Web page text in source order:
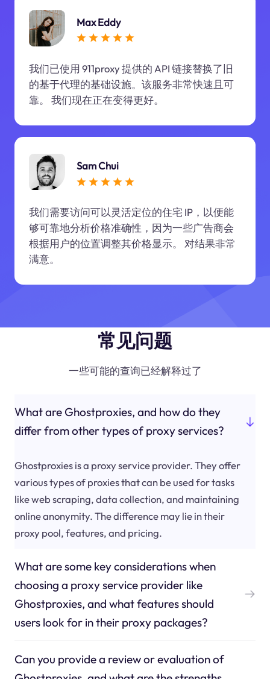
Max Eddy
我们已使用 911proxy 提供的 API 链接替换了旧
的基于代理的基础设施。该服务非常快速且可
靠。 我们现在正在变得更好。
Sam Chui
我们需要访问可以灵活定位的住宅 IP，以便能
够可靠地分析价格准确性，因为一些广告商会
根据用户的位置调整其价格显示。 对结果非常
满意。
常见问题
一些可能的查询已经解释过了
What are Ghostproxies, and how do they
differ from other types of proxy services?
Ghostproxies is a proxy service provider. They offer
various types of proxies that can be used for tasks
like web scraping, data collection, and maintaining
online anonymity. The difference may lie in their
proxy pool, features, and pricing.
What are some key considerations when
choosing a proxy service provider like
Ghostproxies, and what features should
users look for in their proxy packages?
Can you provide a review or evaluation of